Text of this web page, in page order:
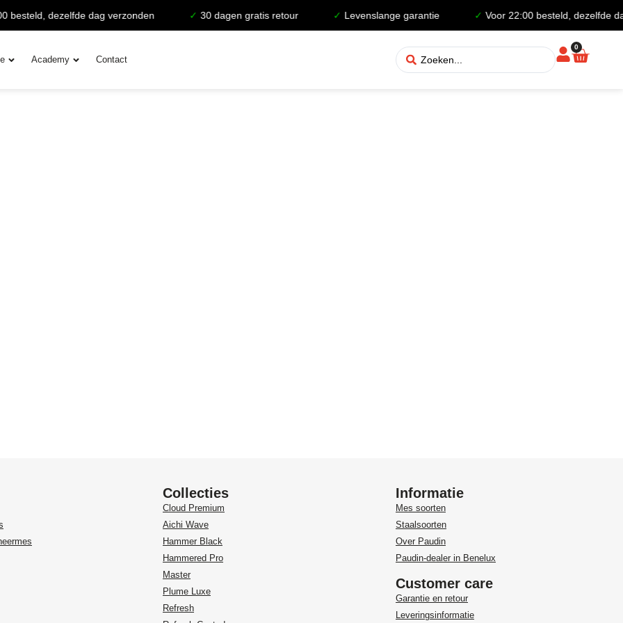
dezelfde dag verzonden 30 dagen gratis retour Levenslange garantie Voor 22:00 besteld, dezelfde
Academy Contact
0
Collecties
Cloud Premium
Aichi Wave
Hammer Black
Hammered Pro
Master
Plume Luxe
Refresh
Informatie
Mes soorten
Staalsoorten
Over Paudin
Paudin-dealer in Benelux
Customer care
Garantie en retour
Leveringsinformatie